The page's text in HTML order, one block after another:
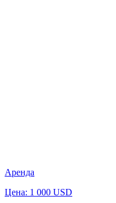
Аренда
Цена: 1 000 USD